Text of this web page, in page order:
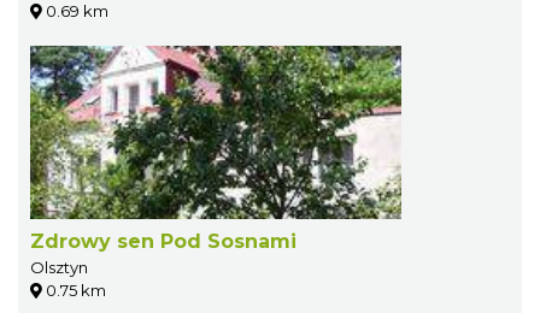
0.69 km
Zdrowy sen Pod Sosnami
Olsztyn
0.75 km